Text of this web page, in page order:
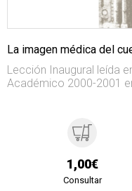
La imagen médica del
Lección Inaugural leída
Académico 2000-2001
1,00€
Consultar